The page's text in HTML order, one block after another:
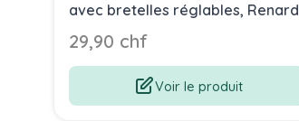
avec bretelles réglables, Renard
29,90 chf
Voir le produit